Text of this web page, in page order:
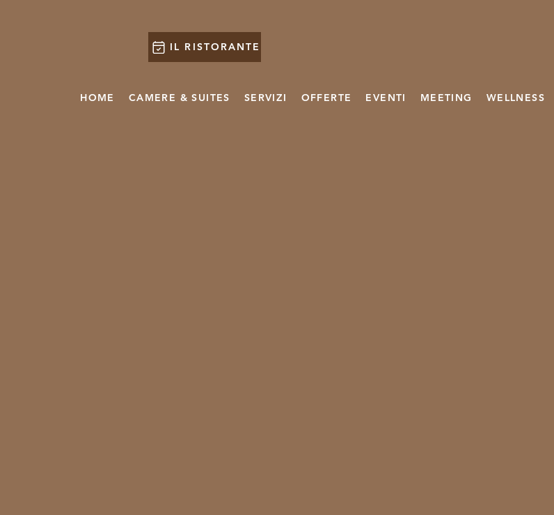
IL RISTORANTE
HOME CAMERE & SUITES SERVIZI OFFERTE EVENTI MEETING WELLNESS